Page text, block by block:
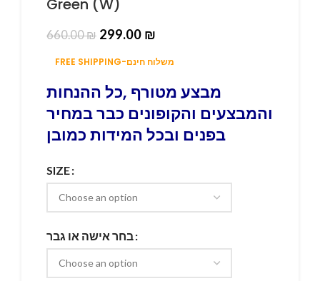
Green (W)
660.00₪ 299.00 ₪
FREE SHIPPING-משלוח חינם
מבצע מטורף ,כל ההנחות
והמבצעים והקופונים כבר במחיר
בפנים ובכל המידות כמובן
SIZE
בחר אישה או גבר